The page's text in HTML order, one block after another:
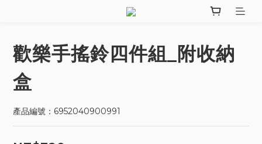
歡樂手搖鈴四件組_附收納
盒
產品編號：6952040900991